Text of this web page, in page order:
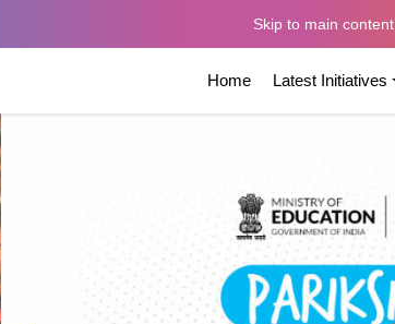
Skip to main content
Home Latest Initiatives